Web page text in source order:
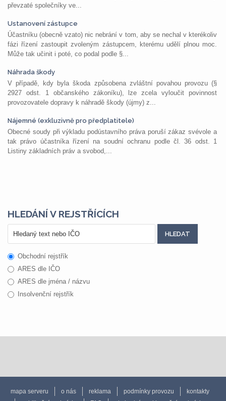
převzaté společníky ve...
Ustanovení zástupce
Účastníku (obecně vzato) nic nebrání v tom, aby se nechal v kterékoliv
fázi řízení zastoupit zvoleným zástupcem, kterému udělí plnou moc.
Může tak učinit i poté, co podal podle §...
Náhrada škody
V případě, kdy byla škoda způsobena zvláštní povahou provozu (§
2927 odst. 1 občanského zákoníku), lze zcela vyloučit povinnost
provozovatele dopravy k náhradě škody (újmy) z...
Nájemné (exkluzivně pro předplatitele)
Obecné soudy při výkladu podústavního práva poruší zákaz svévole a
tak právo účastníka řízení na soudní ochranu podle čl. 36 odst. 1
Listiny základních práv a svobod,...
HLEDÁNÍ V REJSTŘÍCÍCH
Obchodní rejstřík
ARES dle IČO
ARES dle jména / názvu
Insolvenční rejstřík
mapa serveru o nás reklama podmínky provozu
kontakty